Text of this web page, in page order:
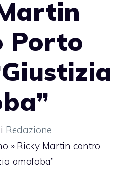
Porto
Redazione
» Ricky Martin contro
omofoba”